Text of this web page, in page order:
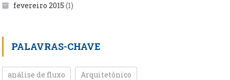
fevereiro 2015 (1)
PALAVRAS-CHAVE
análise de fluxo Arquitetônico